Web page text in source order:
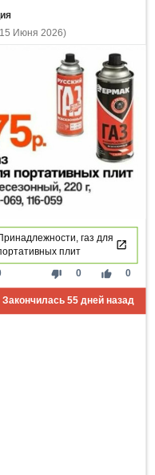
Июня 2026)
газ для
плит
thumb_down 0 thumb_up 0
Закончилась 55дней назад